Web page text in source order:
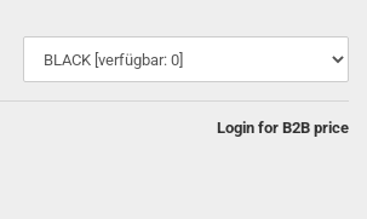
Login for B2B price